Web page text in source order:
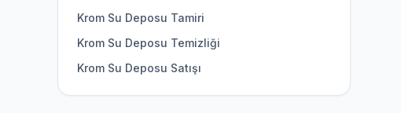
Krom Su Deposu Tamiri
Krom Su Deposu Temizliği
Krom Su Deposu Satışı